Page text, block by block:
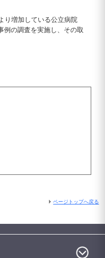
り増加している公立病院
例の調査を実施し、その取
ページトップへ戻る